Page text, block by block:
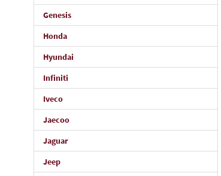
Genesis
Honda
Hyundai
Infiniti
Iveco
Jaecoo
Jaguar
Jeep